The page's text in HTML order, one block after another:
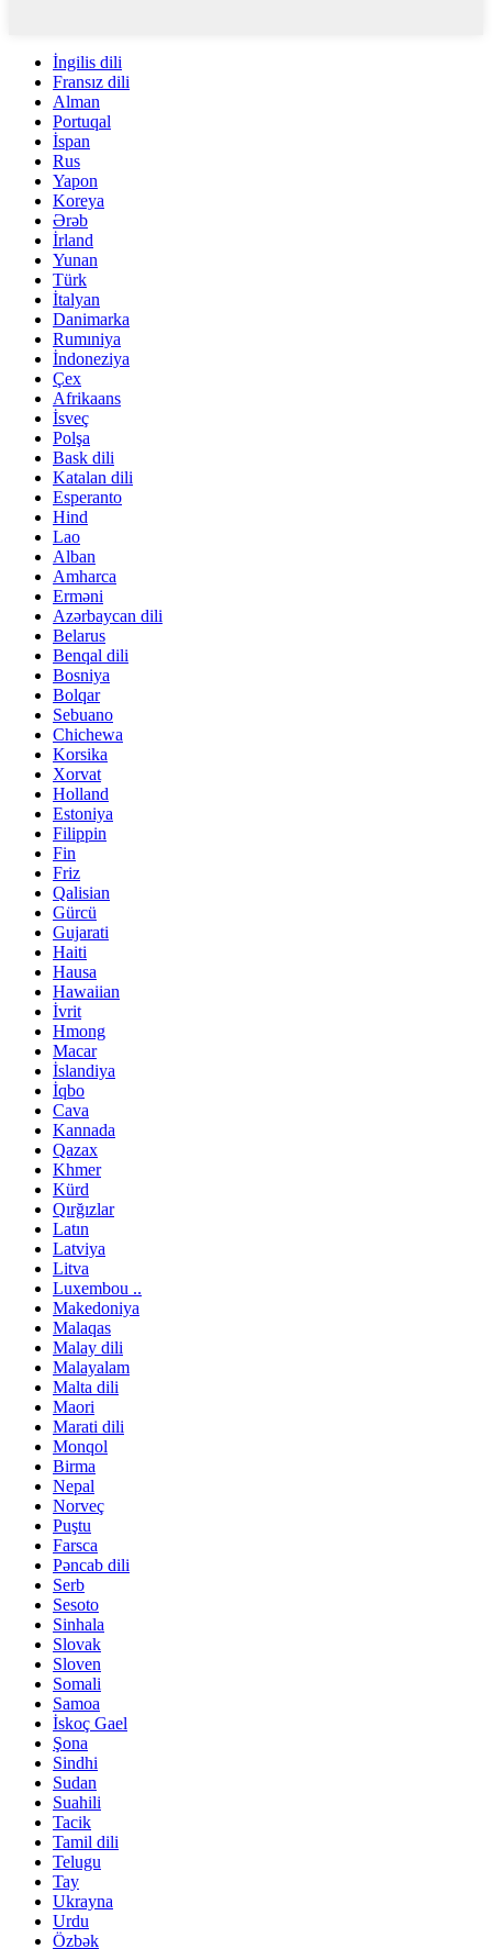
İngilis dili
Fransız dili
Alman
Portuqal
İspan
Rus
Yapon
Koreya
Ərəb
İrland
Yunan
Türk
İtalyan
Danimarka
Rumıniya
İndoneziya
Çex
Afrikaans
İsveç
Polşa
Bask dili
Katalan dili
Esperanto
Hind
Lao
Alban
Amharca
Erməni
Azərbaycan dili
Belarus
Benqal dili
Bosniya
Bolqar
Sebuano
Chichewa
Korsika
Xorvat
Holland
Estoniya
Filippin
Fin
Friz
Qalisian
Gürcü
Gujarati
Haiti
Hausa
Hawaiian
İvrit
Hmong
Macar
İslandiya
İqbo
Cava
Kannada
Qazax
Khmer
Kürd
Qırğızlar
Latın
Latviya
Litva
Luxembou ..
Makedoniya
Malaqas
Malay dili
Malayalam
Malta dili
Maori
Marati dili
Monqol
Birma
Nepal
Norveç
Puştu
Farsca
Pəncab dili
Serb
Sesoto
Sinhala
Slovak
Sloven
Somali
Samoa
İskoç Gael
Şona
Sindhi
Sudan
Suahili
Tacik
Tamil dili
Telugu
Tay
Ukrayna
Urdu
Özbək